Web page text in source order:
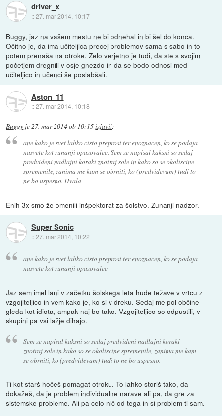
driver_x
::27. mar 2014, 10:17
Buggy, jaz na vašem mestu ne bi odnehal in bi šel do konca.
Očitno je, da ima učiteljica precej problemov sama s sabo in to
potem prenaša na otroke. Zelo verjetno je tudi, da ste s svojim
početjem dregnili v osje gnezdo in da se bodo odnosi med
učiteljico in učenci še poslabšali.
Aston_11
::27. mar 2014, 10:18
Buggy je 27. mar 2014 ob 10:15izjavil:
ane kako je svet lahko cisto preprost ter enoznacen, ko se podaja
nasvete kot zunanji opazovalec. Sem ze napisal kaksni so sedaj
predvideni nadlajni koraki znotraj sole in kako so se okoliscine
spremenile, zanima me kam se obrniti, ko (predvidevam) tudi to
ne bo uspesno. Hvala
Enih 3x smo že omenili inšpektorat za šolstvo. Zunanji nadzor.
Super Sonic
::27. mar 2014, 10:22
ane kako je svet lahko cisto preprost ter enoznacen, ko se podaja
nasvete kot zunanji opazovalec
Jaz sem imel lani v začetku šolskega leta hude težave v vrtcu z
vzgojiteljico in vem kako je, ko si v dreku. Sedaj me pol občine
gleda kot idiota, ampak naj bo tako. Vzgojiteljico so odpustili, v
skupini pa vsi lažje dihajo.
Sem ze napisal kaksni so sedaj predvideni nadlajni koraki
znotraj sole in kako so se okoliscine spremenile, zanima me kam
se obrniti, ko (predvidevam) tudi to ne bo uspesno.
Ti kot starš hočeš pomagat otroku. To lahko storiš tako, da
dokažeš, da je problem individualne narave ali pa, da gre za
sistemske probleme. Ali pa celo nič od tega in si problem ti sam.